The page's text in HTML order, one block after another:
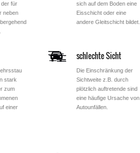
für
neben
sich auf dem Boden eine
Eisschicht oder eine
andere Gleitschicht bildet.
stark
zum
einer
schlechte Sicht
Die Einschränkung der
Sichtweite z.B. durch
plötzlich auftretende sind
eine häufige Ursache von
Autounfällen.